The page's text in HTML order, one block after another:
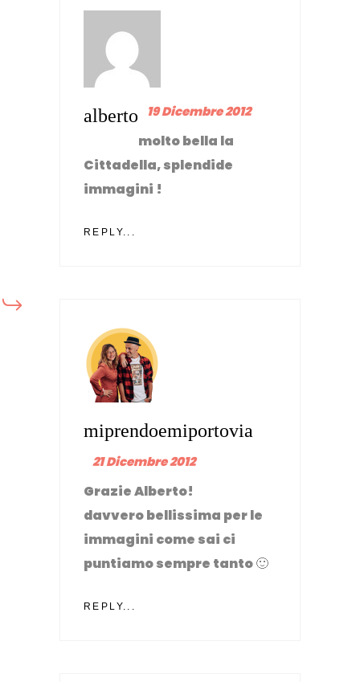
alberto 19 Dicembre 2012
molto bella la
Cittadella, splendide
immagini !
REPLY...
miprendoemiportovia
21 Dicembre 2012
Grazie Alberto!
davvero bellissima per le
immagini come sai ci
puntiamo sempre tanto 🙂
REPLY...